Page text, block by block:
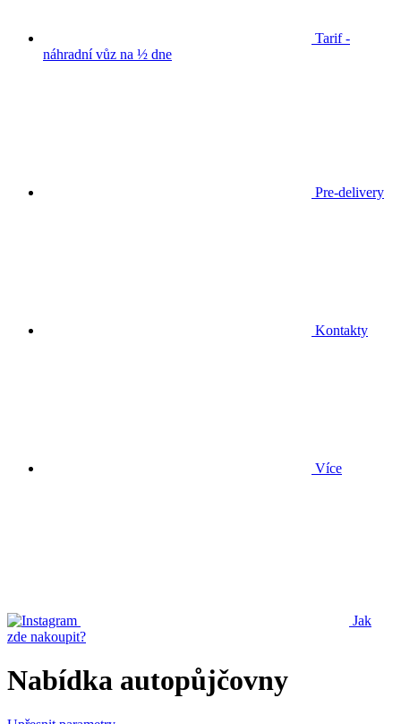
Tarif -
náhradní vůz na ½ dne
Pre-delivery
Kontakty
Více
Jak
zde nakoupit?
Nabídka autopůjčovny